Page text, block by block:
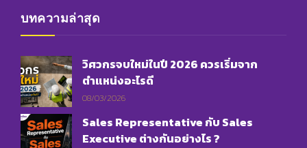
บทความล่าสุด
วิศวกรจบใหม่ในปี 2026 ควรเริ่มจาก
ตำแหน่งอะไรดี
08/03/2026
Sales Representative กับ Sales
Executive ต่างกันอย่างไร ?